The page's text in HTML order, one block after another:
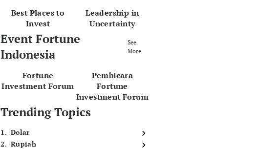
Best Places to
Invest
Leadership in
Uncertainty
Event Fortune
Indonesia
See
More
Fortune
Investment Forum
Pembicara
Fortune
Investment Forum
Trending Topics
1. Dolar
2. Rupiah